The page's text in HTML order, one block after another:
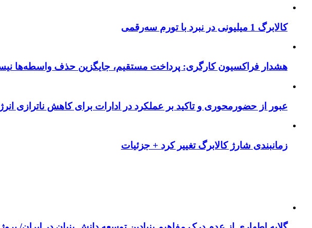
کالابرگ 1 میلیونی در نبرد با تورم سه‌رقمی
هشدار فراکسیون کارگری: پرداخت مستقیم، جایگزین حذف واسطه‌ها
عبور از حضورمحوری و تاکید بر عملکرد در ادارات برای کاهش ناترازی
زمانبندی شارژ کالابرگ تغییر کرد + جزئیات